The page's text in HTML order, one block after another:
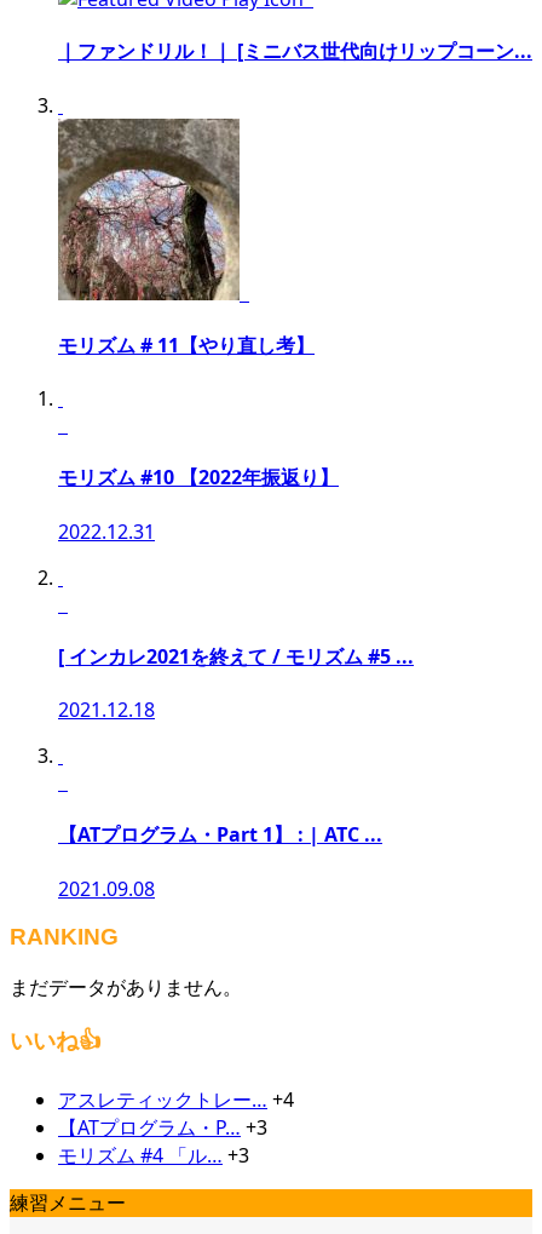
｜ファンドリル！｜ [ミニバス世代向けリップコーン...
モリズム # 11【やり直し考】
モリズム #10 【2022年振返り】
2022.12.31
[ インカレ2021を終えて / モリズム #5 ...
2021.12.18
【ATプログラム・Part 1】 : | ATC ...
2021.09.08
RANKING
まだデータがありません。
いいね👍
アスレティックトレー… +4
【ATプログラム・P… +3
モリズム #4 「ル… +3
練習メニュー